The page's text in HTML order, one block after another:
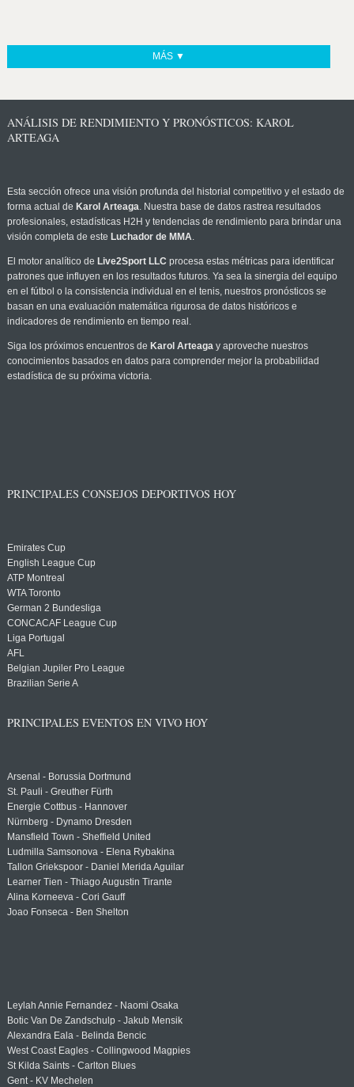
MÁS ▼
ANÁLISIS DE RENDIMIENTO Y PRONÓSTICOS: KAROL
ARTEAGA
Esta sección ofrece una visión profunda del historial competitivo y el estado de
forma actual de Karol Arteaga. Nuestra base de datos rastrea resultados
profesionales, estadísticas H2H y tendencias de rendimiento para brindar una
visión completa de este Luchador de MMA.
El motor analítico de Live2Sport LLC procesa estas métricas para identificar
patrones que influyen en los resultados futuros. Ya sea la sinergia del equipo
en el fútbol o la consistencia individual en el tenis, nuestros pronósticos se
basan en una evaluación matemática rigurosa de datos históricos e
indicadores de rendimiento en tiempo real.
Siga los próximos encuentros de Karol Arteagay aproveche nuestros
conocimientos basados en datos para comprender mejor la probabilidad
estadística de su próxima victoria.
PRINCIPALES CONSEJOS DEPORTIVOS HOY
Emirates Cup
English League Cup
ATP Montreal
WTA Toronto
German 2 Bundesliga
CONCACAF League Cup
Liga Portugal
AFL
Belgian Jupiler Pro League
Brazilian Serie A
PRINCIPALES EVENTOS EN VIVO HOY
Arsenal - Borussia Dortmund
St. Pauli - Greuther Fürth
Energie Cottbus - Hannover
Nürnberg - Dynamo Dresden
Mansfield Town - Sheffield United
Ludmilla Samsonova - Elena Rybakina
Tallon Griekspoor - Daniel Merida Aguilar
Learner Tien - Thiago Augustin Tirante
Alina Korneeva - Cori Gauff
Joao Fonseca - Ben Shelton
Leylah Annie Fernandez - Naomi Osaka
Botic Van De Zandschulp - Jakub Mensik
Alexandra Eala - Belinda Bencic
West Coast Eagles - Collingwood Magpies
St Kilda Saints - Carlton Blues
Gent - KV Mechelen